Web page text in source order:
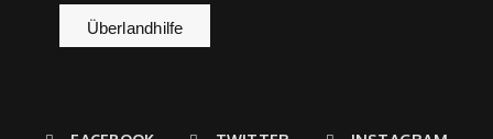
Überlandhilfe